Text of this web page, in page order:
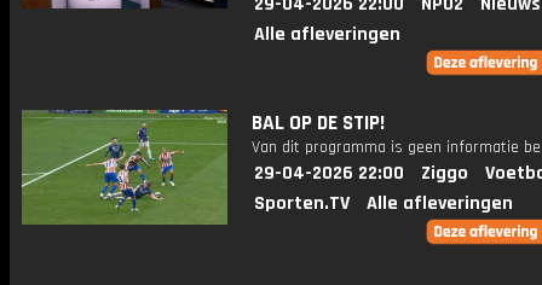
Alle afleveringen
BAL OP DE STIP!
Van dit programma is geen informatie
29-04-2026 22:00 Ziggo
Sporten.TV
Alle afleveringen